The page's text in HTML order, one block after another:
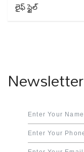
లైఫ్ స్టైల్
Newsletter